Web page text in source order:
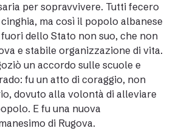
per sopravvivere. Tutti fecero
ma così il popolo albanese
dello Stato non suo, che non
e stabile organizzazione di vita.
un accordo sulle scuole e
fu un atto di coraggio, non
dovuto alla volontà di alleviare
E fu una nuova
di Rugova.